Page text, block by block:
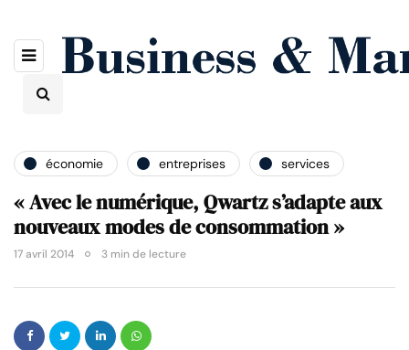
économie entreprises services
« Avec le numérique, Qwartz s’adapte aux
nouveaux modes de consommation »
17 avril 2014 3 min de lecture